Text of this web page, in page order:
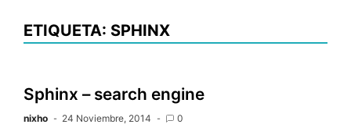
ETIQUETA: SPHINX
Sphinx – search engine
nixho 24 Noviembre, 2014 0